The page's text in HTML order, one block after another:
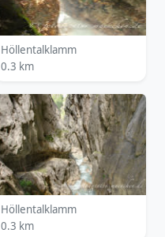
Höllentalklamm
0.3 km
Höllentalklamm
0.3 km